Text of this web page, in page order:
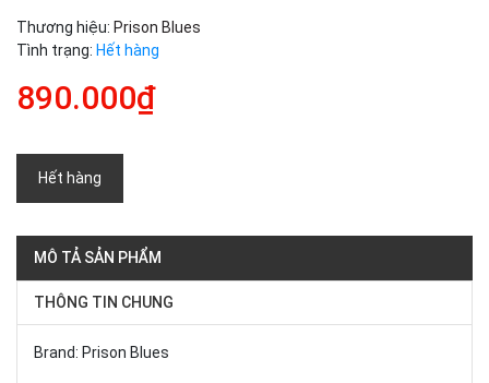
Thương hiệu: Prison Blues
Tình trạng: Hết hàng
890.000₫
Hết hàng
MÔ TẢ SẢN PHẨM
THÔNG TIN CHUNG
Brand: Prison Blues